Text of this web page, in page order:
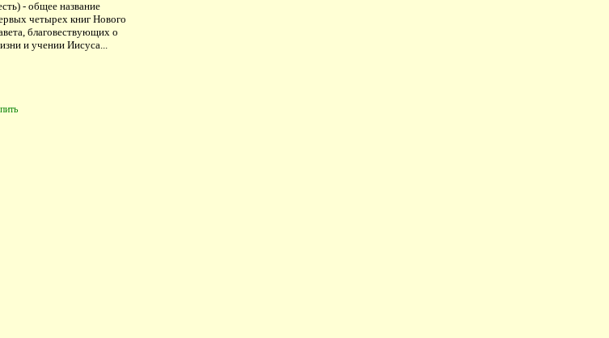
- общее название
четырех книг Нового
благовествующих о
и учении Иисуса...